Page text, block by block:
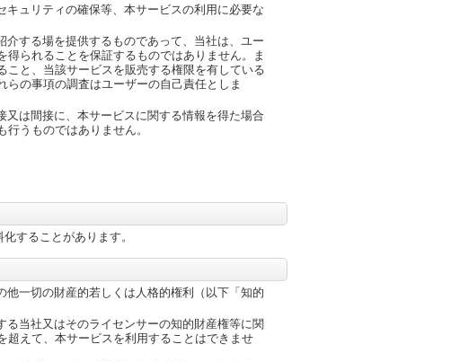
ュリティの確保等、本サービスの利用に必要な
する場を提供するものであって、当社は、ユー
られることを保証するものではありません。ま
と、当該サービスを販売する権限を有している
の事項の調査はユーザーの自己責任としま
は間接に、本サービスに関する情報を得た場合
うものではありません。
することがあります。
一切の財産的若しくは人格的権利（以下「知的
当社又はそのライセンサーの知的財産権等に関
超えて、本サービスを利用することはできませ